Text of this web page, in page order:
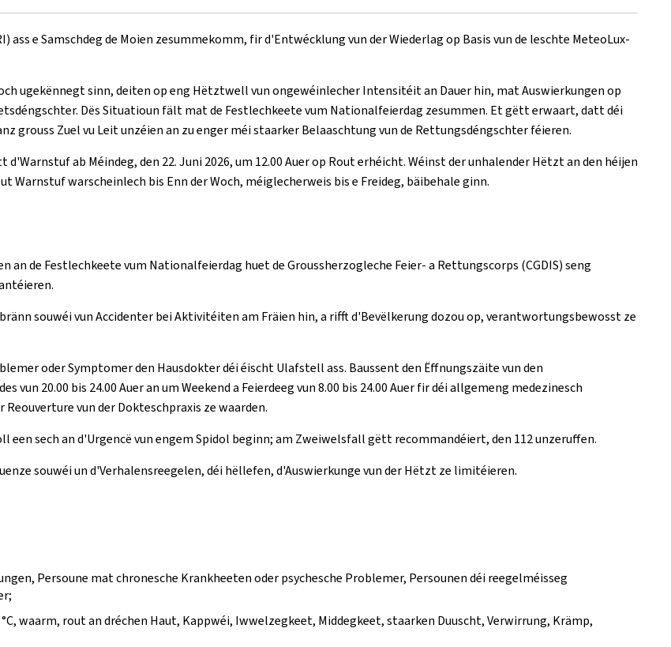
e Samschdeg de Moien zesummekomm, fir d'Entwécklung vun der Wiederlag op Basis vun de leschte MeteoLux-
ugekënnegt sinn, deiten op eng Hëtztwell vun ongewéinlecher Intensitéit an Dauer hin, mat Auswierkungen op
Dës Situatioun fält mat de Festlechkeete vum Nationalfeierdag zesummen. Et gëtt erwaart, datt déi
grouss Zuel vu Leit unzéien an zu enger méi staarker Belaaschtung vun de Rettungsdéngschter féieren.
ab Méindeg, den 22. Juni 2026, um 12.00 Auer op Rout erhéicht. Wéinst der unhalender Hëtzt an den héijen
Warnstuf warscheinlech bis Enn der Woch, méiglecherweis bis e Freideg, bäibehale ginn.
an de Festlechkeete vum Nationalfeierdag huet de Groussherzogleche Feier- a Rettungscorps (CGDIS) seng
souwéi vun Accidenter bei Aktivitéiten am Fräien hin, a rifft d'Bevëlkerung dozou op, verantwortungsbewosst ze
oder Symptomer den Hausdokter déi éischt Ulafstell ass. Baussent den Ëffnungszäite vun den
vun 20.00 bis 24.00 Auer an um Weekend a Feierdeeg vun 8.00 bis 24.00 Auer fir déi allgemeng medezinesch
vun der Dokteschpraxis ze waarden.
een sech an d'Urgencë vun engem Spidol beginn; am Zweiwelsfall gëtt recommandéiert, den 112 unzeruffen.
souwéi un d'Verhalensreegelen, déi hëllefen, d'Auswierkunge vun der Hëtzt ze limitéieren.
Persoune mat chronesche Krankheeten oder psychesche Problemer, Persounen déi reegelméisseg
waarm, rout an dréchen Haut, Kappwéi, Iwwelzegkeet, Middegkeet, staarken Duuscht, Verwirrung, Krämp,